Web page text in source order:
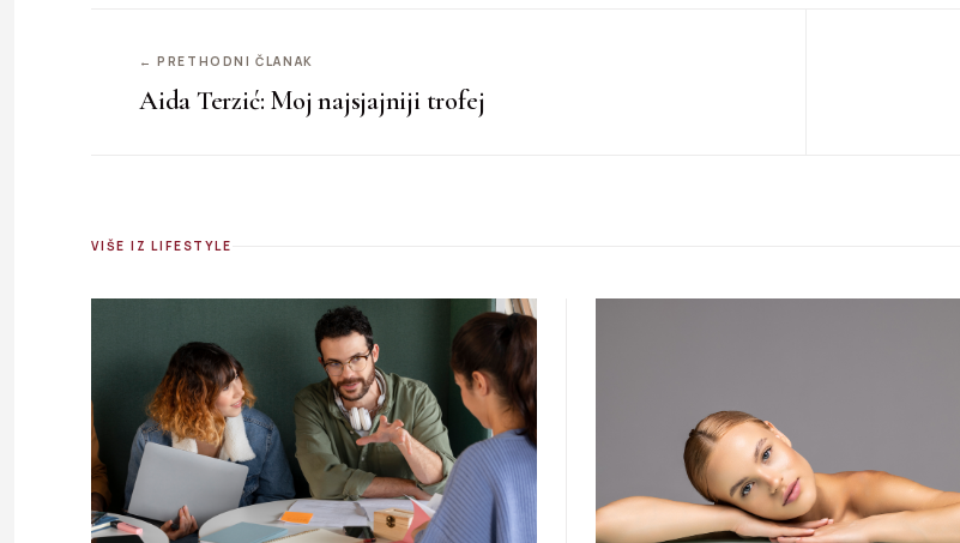
← PRETHODNI ČLANAK
Aida Terzić: Moj najsjajniji trofej
VIŠE IZ LIFESTYLE